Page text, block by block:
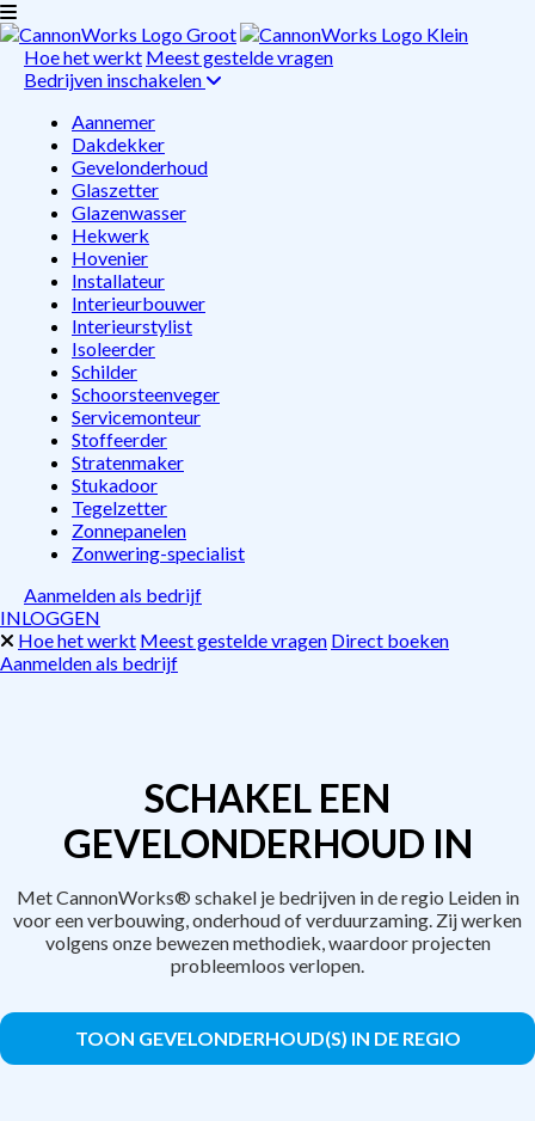
Hoe het werkt Meest gestelde vragen
Bedrijven inschakelen
Aannemer
Dakdekker
Gevelonderhoud
Glaszetter
Glazenwasser
Hekwerk
Hovenier
Installateur
Interieurbouwer
Interieurstylist
Isoleerder
Schilder
Schoorsteenveger
Servicemonteur
Stoffeerder
Stratenmaker
Stukadoor
Tegelzetter
Zonnepanelen
Zonwering-specialist
Aanmelden als bedrijf
INLOGGEN
Hoe het werkt Meest gestelde vragen Direct boeken
Aanmelden als bedrijf
SCHAKEL EEN
GEVELONDERHOUD IN
Met CannonWorks® schakel je bedrijven in de regio Leiden in
voor een verbouwing, onderhoud of verduurzaming. Zij werken
volgens onze bewezen methodiek, waardoor projecten
probleemloos verlopen.
TOON GEVELONDERHOUD(S) IN DE REGIO